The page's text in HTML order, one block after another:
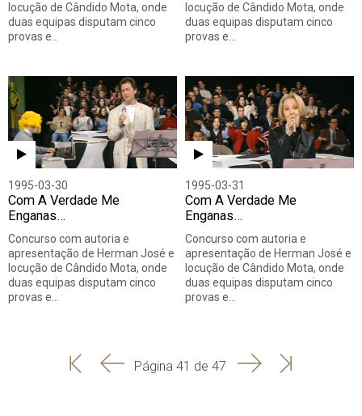
locução de Cândido Mota, onde
duas equipas disputam cinco
provas e…
locução de Cândido Mota, onde
duas equipas disputam cinco
provas e…
1995-03-30
Com A Verdade Me
Enganas…
Concurso com autoria e
apresentação de Herman José e
locução de Cândido Mota, onde
duas equipas disputam cinco
provas e…
1995-03-31
Com A Verdade Me
Enganas…
Concurso com autoria e
apresentação de Herman José e
locução de Cândido Mota, onde
duas equipas disputam cinco
provas e…
'
'
Página 41 de 47 SeguinteÚltima